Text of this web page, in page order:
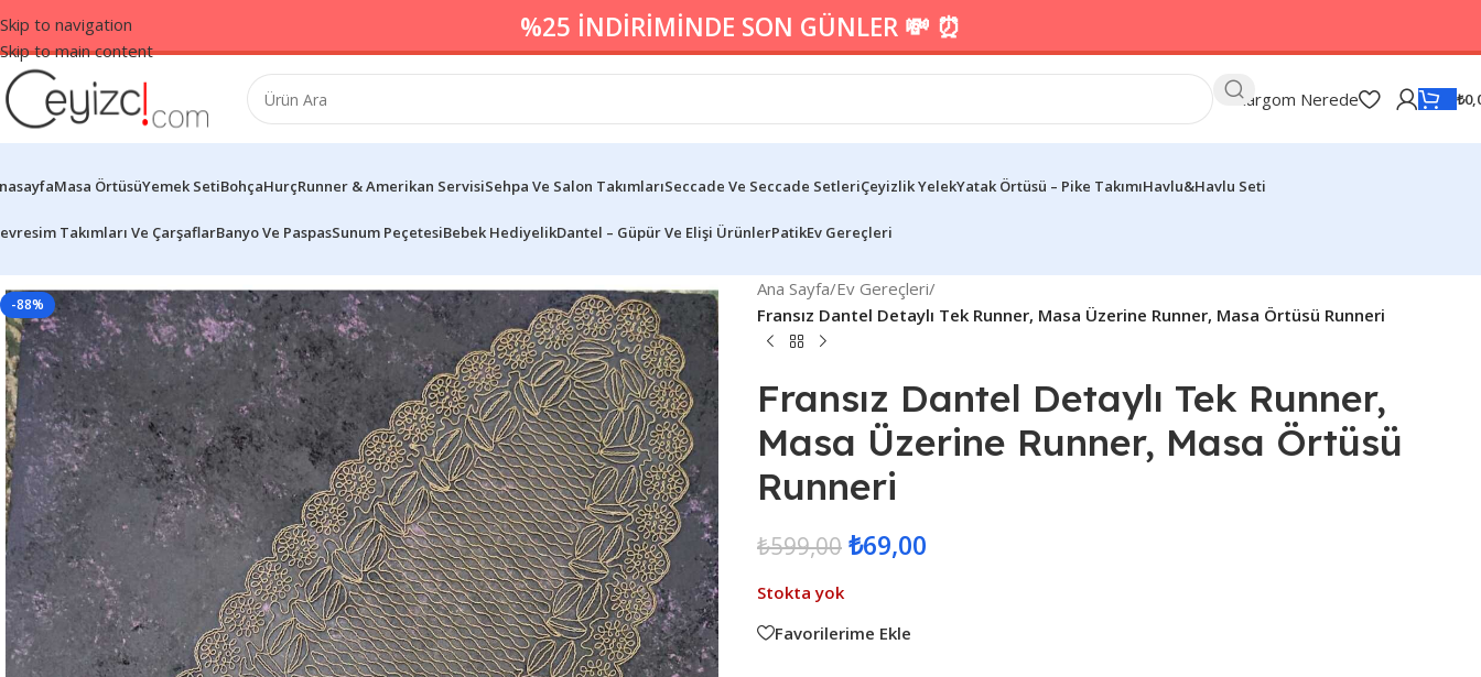
Skip to navigation
Skip to main content
%25 İNDİRİMİNDE SON GÜNLER 💸 ⏰
Kargom Nerede ₺
Masa ÖrtüsüYemek SetiBohçaHurçRunner & Amerikan ServisiSehpa Ve Salon TakımlarıSeccade Ve Seccade SetleriÇeyizlik YelekYatak Örtüsü – Pike TakımıHavlu&Havlu Seti
Takımları Ve ÇarşaflarBanyo Ve PaspasSunum PeçetesiBebek HediyelikDantel – Güpür Ve Elişi ÜrünlerPatikEv Gereçleri
-88%
Ana Sayfa/Ev Gereçleri/
Fransız Dantel Detaylı Tek Runner, Masa Üzerine Runner, Masa Örtüsü Runneri
Fransız Dantel Detaylı Tek Runner,
Masa Üzerine Runner, Masa Örtüsü
Runneri
₺599,00 ₺69,00
Stokta yok
Favorilerime Ekle